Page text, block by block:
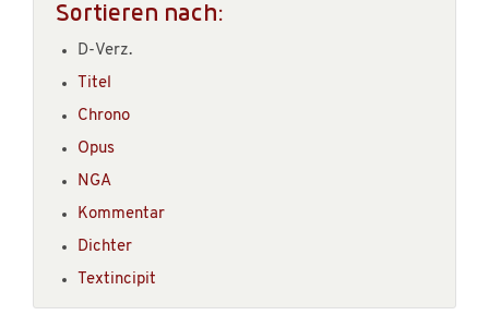
Sortieren nach:
D-Verz.
Titel
Chrono
Opus
NGA
Kommentar
Dichter
Textincipit